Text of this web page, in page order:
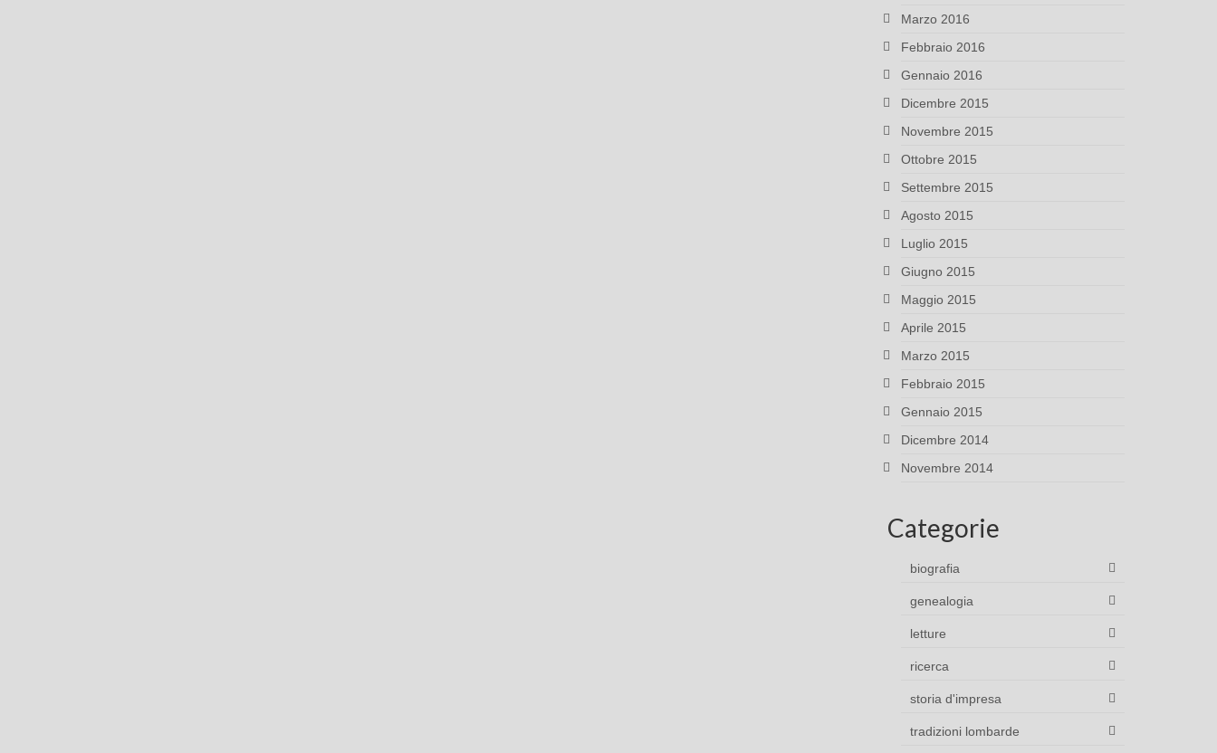
Marzo 2016
Febbraio 2016
Gennaio 2016
Dicembre 2015
Novembre 2015
Ottobre 2015
Settembre 2015
Agosto 2015
Luglio 2015
Giugno 2015
Maggio 2015
Aprile 2015
Marzo 2015
Febbraio 2015
Gennaio 2015
Dicembre 2014
Novembre 2014
Categorie
biografia
genealogia
letture
ricerca
storia d'impresa
tradizioni lombarde